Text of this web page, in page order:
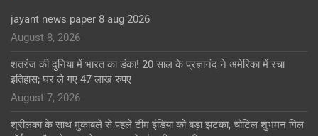
jayant news paper 8 aug 2026
August 8, 2026
शतरंज की दुनिया में भारत का डंका! 20 साल के प्रज्ञानंद ने अमेरिका में रचा
इतिहास; घर ले गए 47 लाख रुपए
August 7, 2026
श्रीलंका के साथ मुकाबले से पहले टीम इंडिया को बड़ा झटका, चोटिल शुभमन गिल